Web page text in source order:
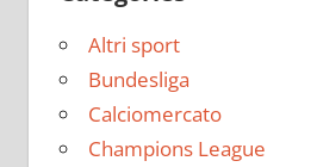
Altri sport
Bundesliga
Calciomercato
Champions League